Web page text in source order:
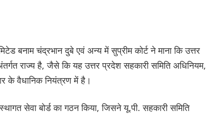
बनाम चंद्रभान दुबे एवं अन्य में सुप्रीम कोर्ट ने माना कि उत्तर
राज्य है, जैसे कि यह उत्तर प्रदेश सहकारी समिति अधिनियम,
के वैधानिक नियंत्रण में है।
सेवा बोर्ड का गठन किया, जिसने यू.पी. सहकारी समिति